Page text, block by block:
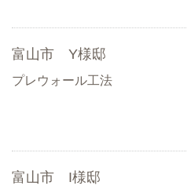
富山市 Y様邸
プレウォール工法
富山市 I様邸